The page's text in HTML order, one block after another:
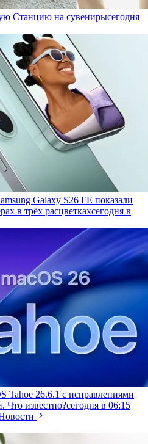
Станцию на сувенирысегодня
Galaxy S26 FE показали
в трёх расцветкахсегодня в
Tahoe 26.6.1 с исправлениями
Что известно?сегодня в 06:15